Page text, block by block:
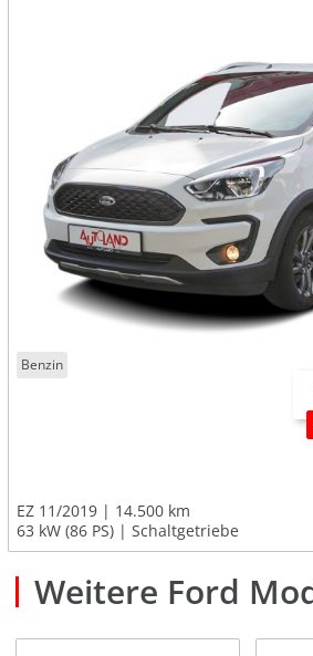
Benzin
EZ 11/2019
14.500 km
63 kW (86 PS)
Schaltgetriebe
Weitere Ford